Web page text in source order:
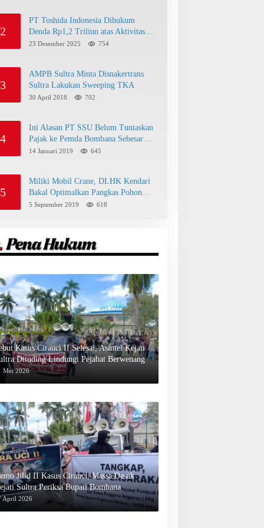
2
PT Toshida Indonesia Dihukum
Denda Rp1,2 Triliun atas Aktivitas
Tambang Ilegal
23 Desember 2025 754
3
AMPB Sultra Minta Disnakertrans
Sultra Lakukan Sweeping TKA
30 April 2018 702
4
Ini Alasan PT SSU Belum Tuntaskan
Pajak ke Pemda Bombana Sebesar
Rp8 Miliar
14 Januari 2019 645
5
Miliki Mobil Crane, DLHK Kendari
Bakal Optimalkan Pangkas Pohon
Peneduh
5 September 2019 618
Kasus Cirauci II Selesai, Asintel Kejati
Dituding Lindungi Pejabat Berwenang
Mei 2026
Jilid II Kasus Cirauci, Massa Desak
Sultra Periksa Bupati Bombana
April 2026